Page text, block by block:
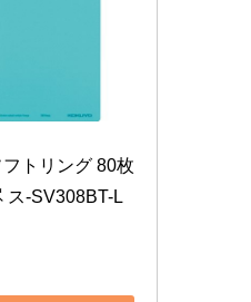
トリング 80枚
ス-SV308BT-L